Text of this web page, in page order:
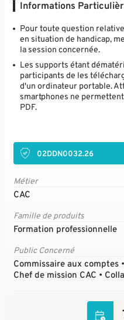
Informations
Pour toute question
en situation de handicap,
la session concernée.
Les supports étant
participants de les
d'un ordinateur portable.
smartphones ne
PDF.
02DDN0032.26
Métier
CAC
Famille de produits
Formation professionnelle
Public Concerné
Commissaire aux comptes
Chef de mission CAC •